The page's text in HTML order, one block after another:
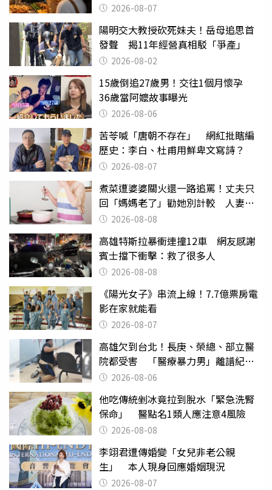
2026-08-07
陽明交大教授砍死妹夫！岳母追思首
發聲 揭11年經營真相駁「爭產」
2026-08-02
15歲倒追27歲男！交往1個月懷孕
36歲當阿嬤故事曝光
2026-08-06
苦苓喊「唐朝不存在」 網紅批瞎編
歷史：李白、杜甫用鮮卑文寫詩？
2026-08-07
煮菜遭婆婆關火還一路追罵！丈夫只
回「媽媽老了」勸她別計較 人妻超
崩潰：我像台傭
2026-08-08
高雄特斯拉暴衝連撞12車 網友感謝
賓士擋下衝擊：救了很多人
2026-08-08
《陽光女子》串流上線！7.7億票房電
影在家就能看
2026-08-07
高雄欠到台北！長庚、榮總、部立醫
院都受害 「醫療暴力男」離譜紀錄
曝光2026-08-06
他吃傳統剉冰竟拉到脫水「緊急洗腎
保命」 醫點名1類人應注意4風險
2026-08-08
李翊君遭傳婚變「女兒非老公親
生」 本人現身回應婚姻現況
2026-08-07